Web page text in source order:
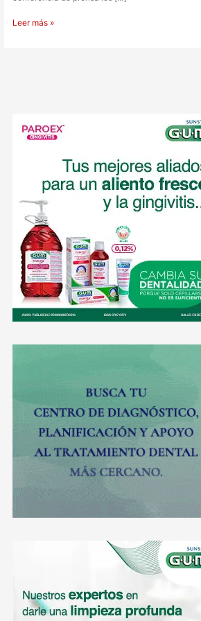
Leer más »